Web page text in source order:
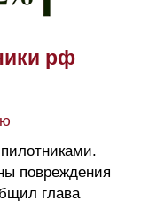
рф
повреждения
глава